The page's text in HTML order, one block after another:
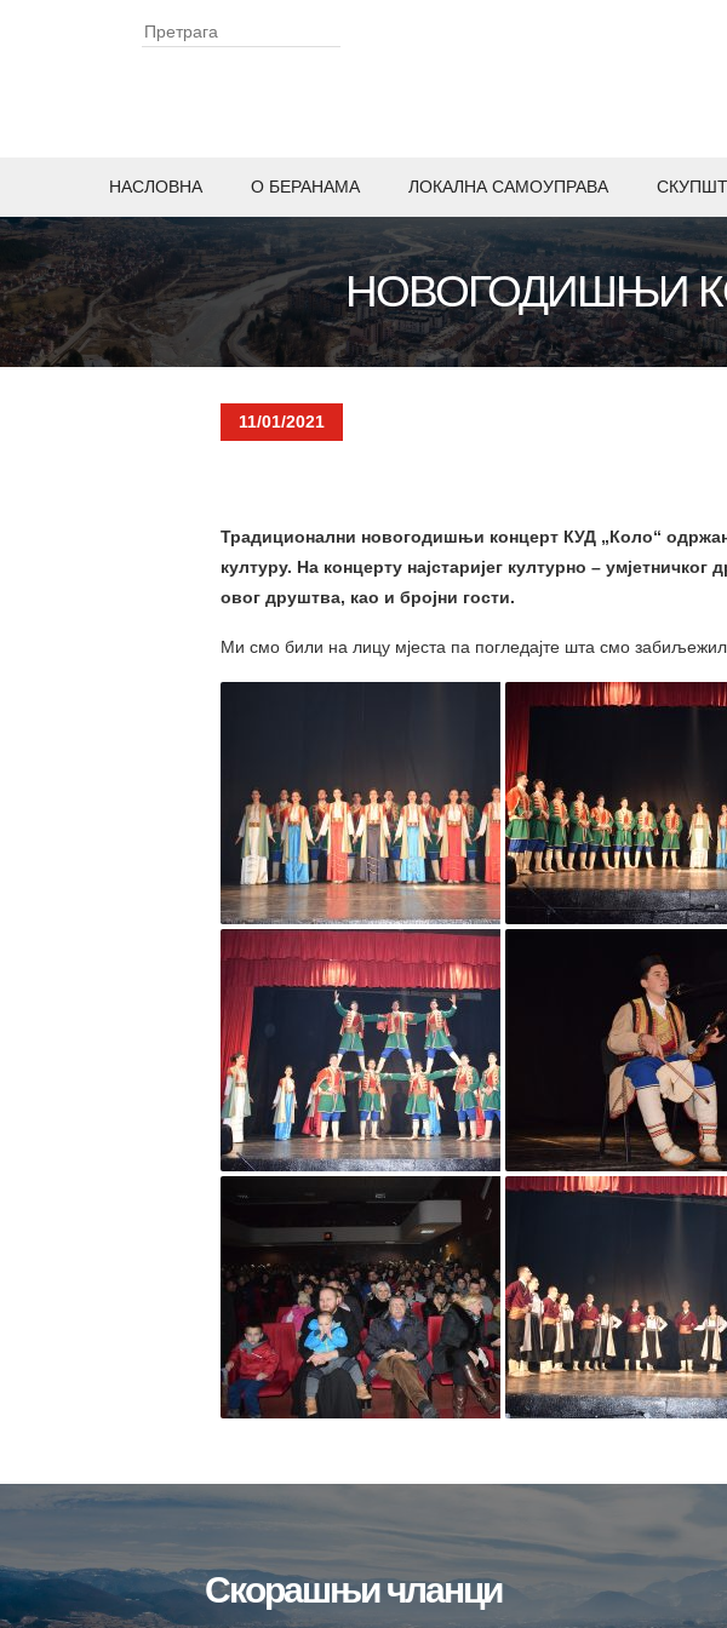
НАСЛОВНА O БЕРАНАМА ЛОКАЛНА САМОУПРАВА
НОВОГОДИШЊИ
11/01/2021
Традиционални новогодишњи концерт КУД „Коло“ одржан
културу. На концерту најстаријег културно –
овог друштва, као и бројни гости.
Ми смо били на лицу мјеста па погледајте шта смо
Скорашњи чланци